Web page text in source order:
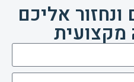
אליכם
מקצועית